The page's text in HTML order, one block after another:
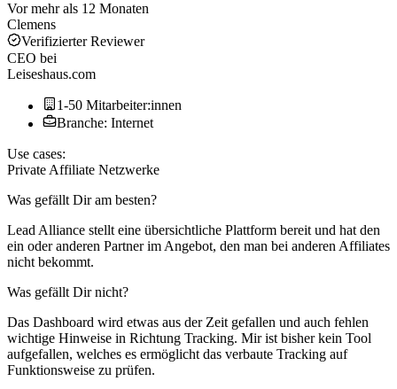
Vor mehr als 12 Monaten
Clemens
Verifizierter Reviewer
CEO bei
Leiseshaus.com
1-50 Mitarbeiter:innen
Branche: Internet
Use cases:
Private Affiliate Netzwerke
Was gefällt Dir am besten?
Lead Alliance stellt eine übersichtliche Plattform bereit und hat den
ein oder anderen Partner im Angebot, den man bei anderen Affiliates
nicht bekommt.
Was gefällt Dir nicht?
Das Dashboard wird etwas aus der Zeit gefallen und auch fehlen
wichtige Hinweise in Richtung Tracking. Mir ist bisher kein Tool
aufgefallen, welches es ermöglicht das verbaute Tracking auf
Funktionsweise zu prüfen.